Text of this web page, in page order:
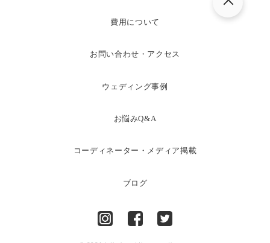
費用について
お問い合わせ・アクセス
ウェディング事例
お悩みQ&A
コーディネーター・メディア掲載
ブログ